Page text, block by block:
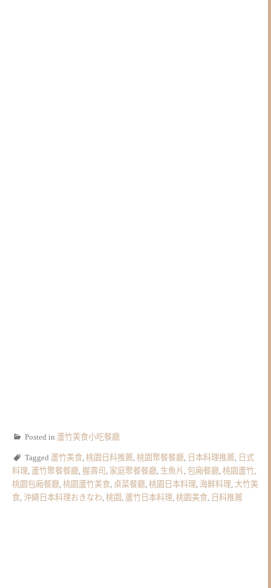
Posted in 蘆竹美食小吃餐廳
Tagged 蘆竹美食, 桃園日料推薦, 桃園聚餐餐廳, 日本料理推薦, 日式
料理, 蘆竹聚餐餐廳, 握壽司 , 家庭聚餐餐廳, 生魚片 , 包廂餐廳, 桃園蘆竹,
桃園包廂餐廳, 桃園蘆竹美食, 桌菜餐廳, 桃園日本料理, 海鮮料理, 大竹美
食, 沖繩日本料理おきなわ, 桃園 , 蘆竹日本料理, 桃園美食, 日料推薦